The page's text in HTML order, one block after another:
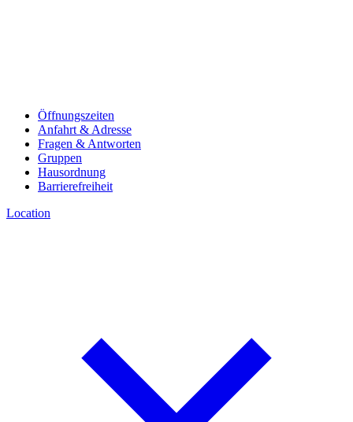
Öffnungszeiten
Anfahrt & Adresse
Fragen & Antworten
Gruppen
Hausordnung
Barrierefreiheit
Location